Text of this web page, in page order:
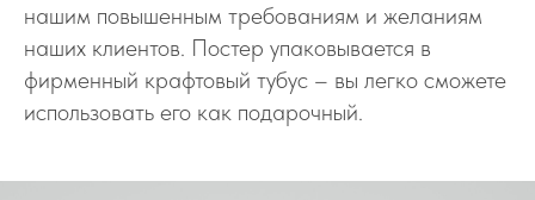
нашим повышенным требованиям и желаниям
наших клиентов. Постер упаковывается в
фирменный крафтовый тубус – вы легко сможете
использовать его как подарочный.